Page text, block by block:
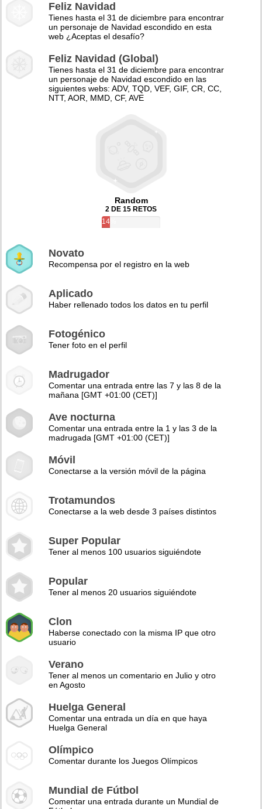
Feliz Navidad
Tienes hasta el 31 de diciembre para encontrar
un personaje de Navidad escondido en esta
web ¿Aceptas el desafío?
Feliz Navidad (Global)
Tienes hasta el 31 de diciembre para encontrar
un personaje de Navidad escondido en las
siguientes webs: ADV, TQD, VEF, GIF, CR, CC,
NTT, AOR, MMD, CF, AVE
Random
2 DE 15 RETOS
14%
Novato
Recompensa por el registro en la web
Aplicado
Haber rellenado todos los datos en tu perfil
Fotogénico
Tener foto en el perfil
Madrugador
Comentar una entrada entre las 7 y las 8 de la
mañana [GMT +01:00 (CET)]
Ave nocturna
Comentar una entrada entre la 1 y las 3 de la
madrugada [GMT +01:00 (CET)]
Móvil
Conectarse a la versión móvil de la página
Trotamundos
Conectarse a la web desde 3 países distintos
Super Popular
Tener al menos 100 usuarios siguiéndote
Popular
Tener al menos 20 usuarios siguiéndote
Clon
Haberse conectado con la misma IP que otro
usuario
Verano
Tener al menos un comentario en Julio y otro
en Agosto
Huelga General
Comentar una entrada un día en que haya
Huelga General
Olímpico
Comentar durante los Juegos Olímpicos
Mundial de Fútbol
Comentar una entrada durante un Mundial de